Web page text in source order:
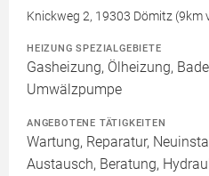
Knickweg 2, 19303 Dömitz (9km
HEIZUNG SPEZIALGEBIETE
Gasheizung, Ölheizung,
Umwälzpumpe
ANGEBOTENE TÄTIGKEITEN
Wartung, Reparatur,
Austausch, Beratung,